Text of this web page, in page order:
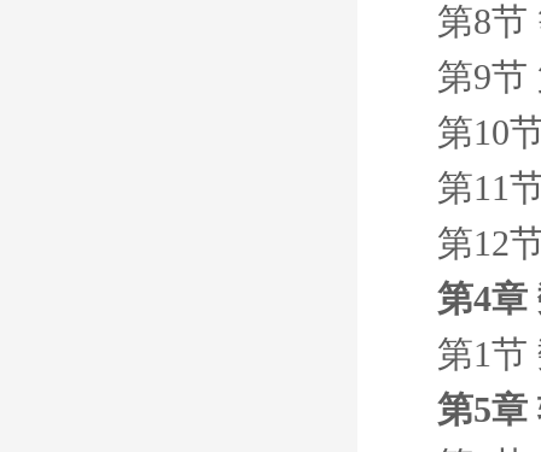
第8节
第9节
第10
第11
第12
第4章
第1节
第5章